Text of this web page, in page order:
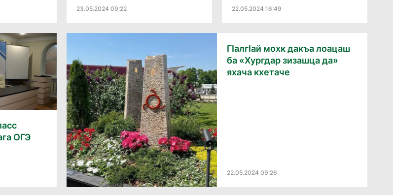
23.05.2024 09:22 22.05.2024 16:49
ОГЭ
ГӀалгӀай мохк дакъа лоацаш
ба «Хургдар зизашца да»
яхача кхетаче
22.05.2024 09:26